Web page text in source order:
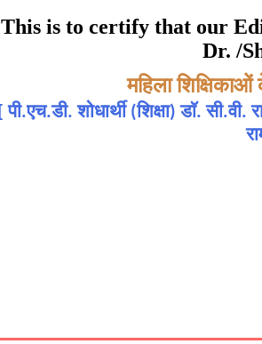
This is to certify that our
Dr. /
Topic:-महिला
[पी.एच.डी. शोधार्थी (शिक्षा) डाॅ.
certificate of
दीपिका चटर्जी , डाॅ